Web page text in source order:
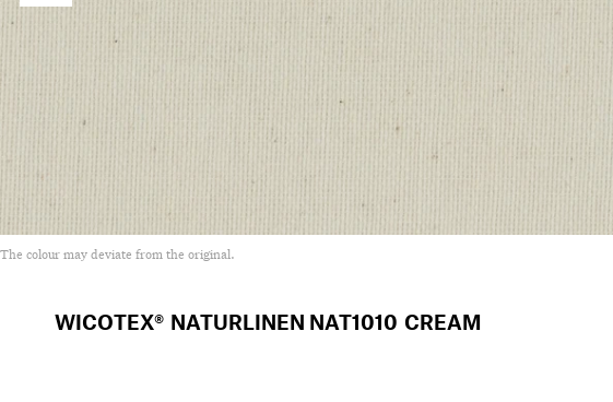
The colour may deviate from the original.
WICOTEX® NATURLINEN NAT1010 CREAM